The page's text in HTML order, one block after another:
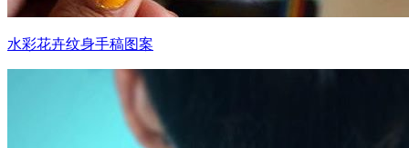
水彩花卉纹身手稿图案